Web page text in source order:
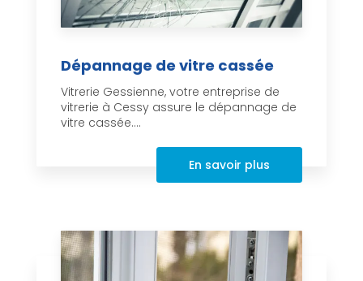
Dépannage de vitre cassée
Vitrerie Gessienne, votre entreprise de
vitrerie à Cessy assure le dépannage de
vitre cassée....
En savoir plus